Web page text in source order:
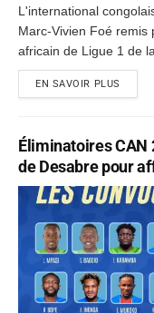
L'international
Marc-Vivien Foé remis
africain de Ligue 1 de
EN SAVOIR PLUS
Éliminatoires CAN
de Desabre pour